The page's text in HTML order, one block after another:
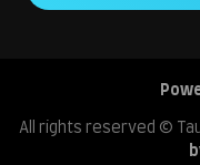
All rights reserved ©